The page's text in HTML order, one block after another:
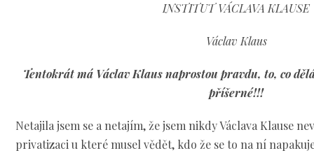
INSTITUT VÁCLAVA KLAUSE
Václav Klaus
Tentokrát má Václav Klaus naprostou pravdu, to, co
příšerné!!!
Netajila jsem se a netajím, že jsem nikdy Václava Klause
privatizaci u které musel vědět, kdo že se to na ní